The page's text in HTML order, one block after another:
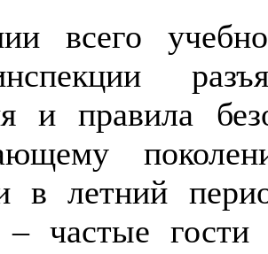
всего
и правила
в летний
– частые